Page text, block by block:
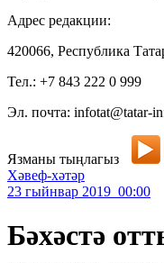
Адрес редакции:
420066, Республика
Тел.: +7 843 222 0 999
Эл. почта: infotat@tatar-
Язманы тыңлагыз
Хәвеф-хәтәр
23 гыйнвар 2019 00:00
Бәхәстә